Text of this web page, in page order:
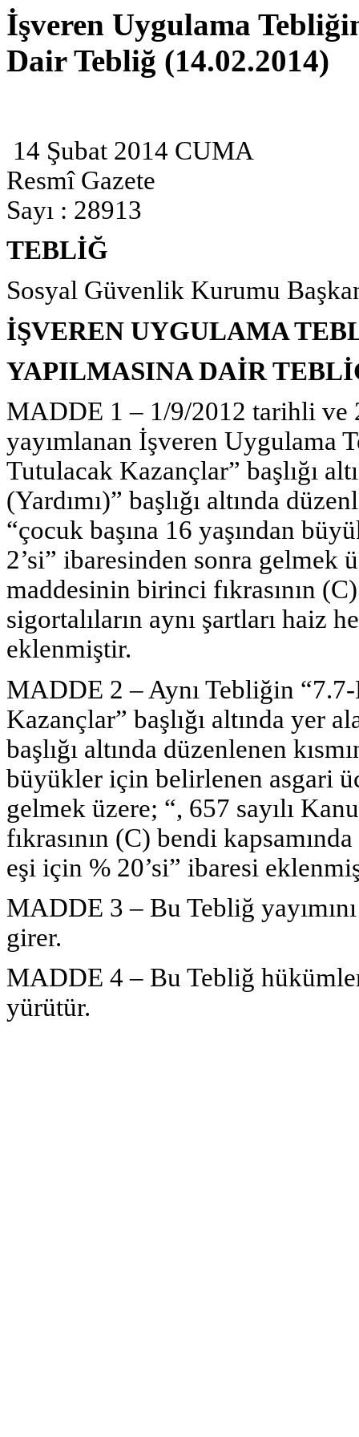
İşveren Uygulama
Dair Tebliğ (14.02.2014)
14 Şubat 2014 CUMA
Resmî Gazete
Sayı : 28913
TEBLİĞ
Sosyal Güvenlik Kurumu
İŞVEREN UYGULAMA
YAPILMASINA DAİR
MADDE 1 – 1/9/2012 tarihli ve
yayımlanan İşveren Uygulama
Tutulacak Kazançlar” başlığı
(Yardımı)” başlığı altında
“çocuk başına 16 yaşından
2’si” ibaresinden sonra gelmek
maddesinin birinci fıkrasının
sigortalıların aynı şartları haiz
eklenmiştir.
MADDE 2 – Aynı Tebliğin
Kazançlar” başlığı altında yer
başlığı altında düzenlenen
büyükler için belirlenen asgari
gelmek üzere; “, 657 sayılı
fıkrasının (C) bendi
eşi için % 20’si” ibaresi
MADDE 3 – Bu Tebliğ
girer.
MADDE 4 – Bu Tebliğ
yürütür.